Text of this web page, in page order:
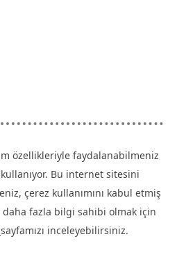
özellikleriyle faydalanabilmeniz
Bu internet sitesini
çerez kullanımını kabul etmiş
fazla bilgi sahibi olmak için
sayfamızı inceleyebilirsiniz.